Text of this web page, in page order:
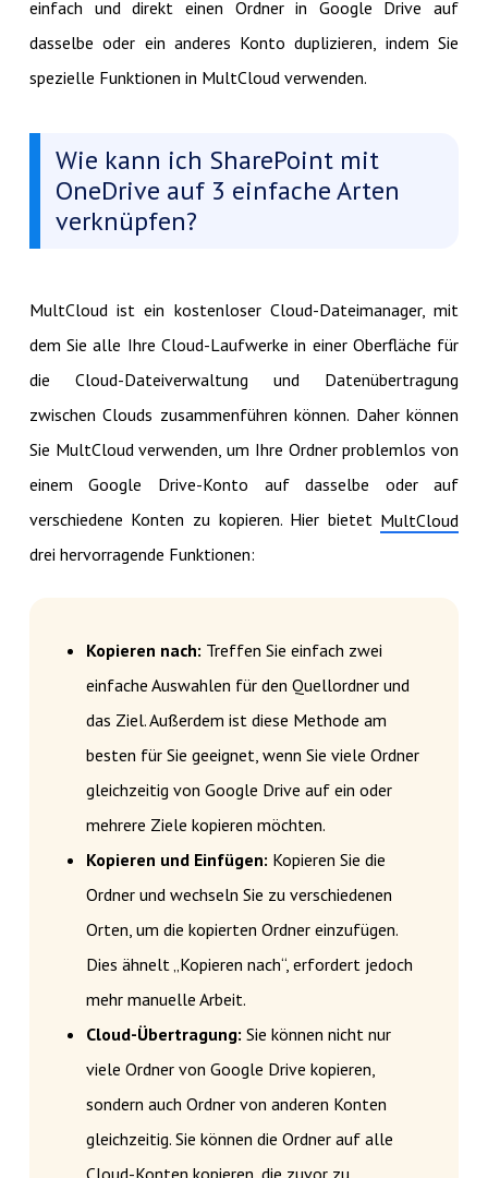
einfach und direkt einen Ordner in Google Drive auf
dasselbe oder ein anderes Konto duplizieren, indem Sie
spezielle Funktionen in MultCloud verwenden.
Wie kann ich SharePoint mit
OneDrive auf 3 einfache Arten
verknüpfen?
MultCloud ist ein kostenloser Cloud-Dateimanager, mit
dem Sie alle Ihre Cloud-Laufwerke in einer Oberfläche für
die Cloud-Dateiverwaltung und Datenübertragung
zwischen Clouds zusammenführen können. Daher können
Sie MultCloud verwenden, um Ihre Ordner problemlos von
einem Google Drive-Konto auf dasselbe oder auf
verschiedene Konten zu kopieren. Hier bietet MultCloud
drei hervorragende Funktionen:
Kopieren nach: Treffen Sie einfach zwei
einfache Auswahlen für den Quellordner und
das Ziel. Außerdem ist diese Methode am
besten für Sie geeignet, wenn Sie viele Ordner
gleichzeitig von Google Drive auf ein oder
mehrere Ziele kopieren möchten.
Kopieren und Einfügen: Kopieren Sie die
Ordner und wechseln Sie zu verschiedenen
Orten, um die kopierten Ordner einzufügen.
Dies ähnelt „Kopieren nach“, erfordert jedoch
mehr manuelle Arbeit.
Cloud-Übertragung: Sie können nicht nur
viele Ordner von Google Drive kopieren,
sondern auch Ordner von anderen Konten
gleichzeitig. Sie können die Ordner auf alle